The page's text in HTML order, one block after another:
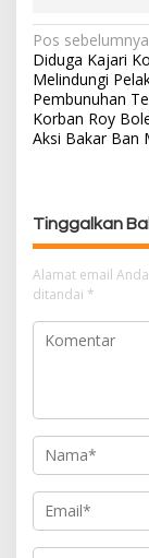
N
a
v
i
g
p
s
Pos sebelumnya
Diduga Kajari
Melindungi
Pembunuhan
Korban Roy
Aksi Bakar Ban
Tinggalkan
Alamat email
ditandai *